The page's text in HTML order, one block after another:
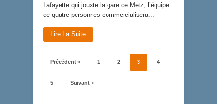
Lafayette qui jouxte la gare de Metz, l’équipe
de quatre personnes commercialisera...
Lire La Suite
Précédent « 1 2 3 4
5 Suivant »